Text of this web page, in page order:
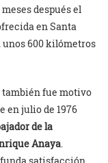
después el
en Santa
unos 600 kilómetros
también fue motivo
en julio de 1976
de la
Anaya.